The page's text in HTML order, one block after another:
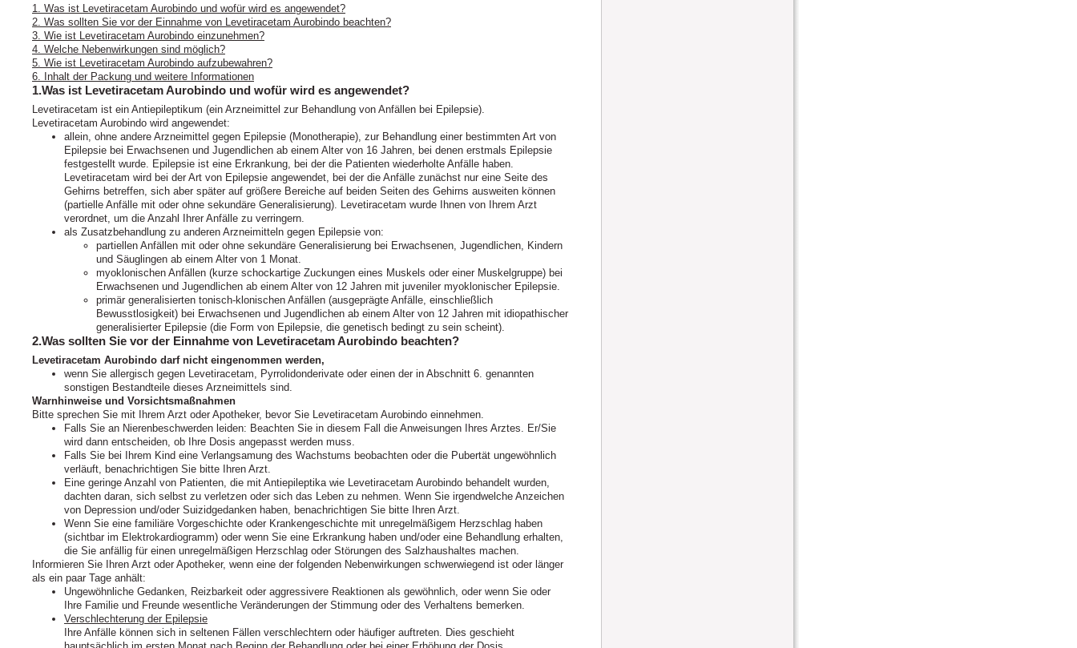
1. Was ist Levetiracetam Aurobindo und wofür wird es angewendet?
2. Was sollten Sie vor der Einnahme von Levetiracetam Aurobindo beachten?
3. Wie ist Levetiracetam Aurobindo einzunehmen?
4. Welche Nebenwirkungen sind möglich?
5. Wie ist Levetiracetam Aurobindo aufzubewahren?
6. Inhalt der Packung und weitere Informationen
1.Was ist Levetiracetam Aurobindo und wofür wird es angewendet?
Levetiracetam ist ein Antiepileptikum (ein Arzneimittel zur Behandlung von Anfällen bei Epilepsie).
Levetiracetam Aurobindo wird angewendet:
allein, ohne andere Arzneimittel gegen Epilepsie (Monotherapie), zur Behandlung einer bestimmten Art von
Epilepsie bei Erwachsenen und Jugendlichen ab einem Alter von 16 Jahren, bei denen erstmals Epilepsie
festgestellt wurde. Epilepsie ist eine Erkrankung, bei der die Patienten wiederholte Anfälle haben.
Levetiracetam wird bei der Art von Epilepsie angewendet, bei der die Anfälle zunächst nur eine Seite des
Gehirns betreffen, sich aber später auf größere Bereiche auf beiden Seiten des Gehirns ausweiten können
(partielle Anfälle mit oder ohne sekundäre Generalisierung). Levetiracetam wurde Ihnen von Ihrem Arzt
verordnet, um die Anzahl Ihrer Anfälle zu verringern.
als Zusatzbehandlung zu anderen Arzneimitteln gegen Epilepsie von:
partiellen Anfällen mit oder ohne sekundäre Generalisierung bei Erwachsenen, Jugendlichen, Kindern
und Säuglingen ab einem Alter von 1 Monat.
myoklonischen Anfällen (kurze schockartige Zuckungen eines Muskels oder einer Muskelgruppe) bei
Erwachsenen und Jugendlichen ab einem Alter von 12 Jahren mit juveniler myoklonischer Epilepsie.
primär generalisierten tonisch-klonischen Anfällen (ausgeprägte Anfälle, einschließlich
Bewusstlosigkeit) bei Erwachsenen und Jugendlichen ab einem Alter von 12 Jahren mit idiopathischer
generalisierter Epilepsie (die Form von Epilepsie, die genetisch bedingt zu sein scheint).
2.Was sollten Sie vor der Einnahme von Levetiracetam Aurobindo beachten?
Levetiracetam Aurobindo darf nicht eingenommen werden,
wenn Sie allergisch gegen Levetiracetam, Pyrrolidonderivate oder einen der in Abschnitt 6. genannten
sonstigen Bestandteile dieses Arzneimittels sind.
Warnhinweise und Vorsichtsmaßnahmen
Bitte sprechen Sie mit Ihrem Arzt oder Apotheker, bevor Sie Levetiracetam Aurobindo einnehmen.
Falls Sie an Nierenbeschwerden leiden: Beachten Sie in diesem Fall die Anweisungen Ihres Arztes. Er/Sie
wird dann entscheiden, ob Ihre Dosis angepasst werden muss.
Falls Sie bei Ihrem Kind eine Verlangsamung des Wachstums beobachten oder die Pubertät ungewöhnlich
verläuft, benachrichtigen Sie bitte Ihren Arzt.
Eine geringe Anzahl von Patienten, die mit Antiepileptika wie Levetiracetam Aurobindo behandelt wurden,
dachten daran, sich selbst zu verletzen oder sich das Leben zu nehmen. Wenn Sie irgendwelche Anzeichen
von Depression und/oder Suizidgedanken haben, benachrichtigen Sie bitte Ihren Arzt.
Wenn Sie eine familiäre Vorgeschichte oder Krankengeschichte mit unregelmäßigem Herzschlag haben
(sichtbar im Elektrokardiogramm) oder wenn Sie eine Erkrankung haben und/oder eine Behandlung erhalten,
die Sie anfällig für einen unregelmäßigen Herzschlag oder Störungen des Salzhaushaltes machen.
Informieren Sie Ihren Arzt oder Apotheker, wenn eine der folgenden Nebenwirkungen schwerwiegend ist oder länger
als ein paar Tage anhält:
Ungewöhnliche Gedanken, Reizbarkeit oder aggressivere Reaktionen als gewöhnlich, oder wenn Sie oder
Ihre Familie und Freunde wesentliche Veränderungen der Stimmung oder des Verhaltens bemerken.
Verschlechterung der Epilepsie
Ihre Anfälle können sich in seltenen Fällen verschlechtern oder häufiger auftreten. Dies geschieht